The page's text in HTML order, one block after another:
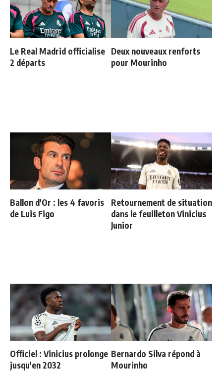
Le Real Madrid officialise
2 départs
Deux nouveaux renforts
pour Mourinho
Ballon d'Or : les 4 favoris
de Luis Figo
Retournement de situation
dans le feuilleton Vinicius
Junior
Officiel : Vinicius prolonge
jusqu'en 2032
Bernardo Silva répond à
Mourinho